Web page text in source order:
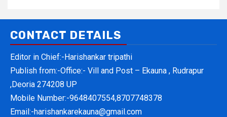
CONTACT DETAILS
Editor in Chief:-Harishankar tripathi
Publish from:-Office:- Vill and Post – Ekauna , Rudrapur
,Deoria 274208 UP
Mobile Number:-9648407554,8707748378
Email:-harishankarekauna@gmail.com